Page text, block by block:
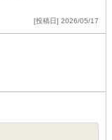
[投稿日] 2026/05/17